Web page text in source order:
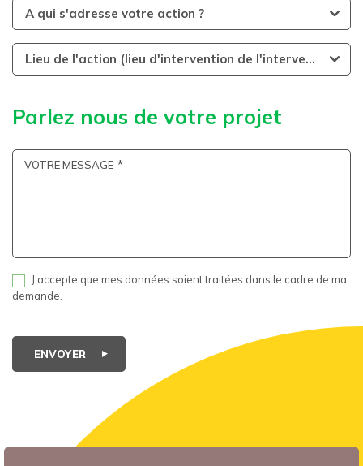
A qui s'adresse votre action ?
Lieu de l'action (lieu d'intervention de l'intervenant)
Parlez nous de votre projet
VOTRE MESSAGE
J’accepte que mes données soient traitées dans le cadre de ma
demande.
ENVOYER